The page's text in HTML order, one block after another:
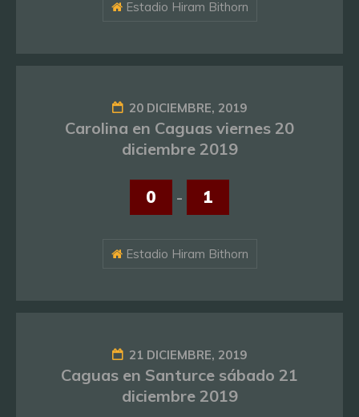
Estadio Hiram Bithorn
20 DICIEMBRE, 2019
Carolina en Caguas viernes 20
diciembre 2019
0 - 1
Estadio Hiram Bithorn
21 DICIEMBRE, 2019
Caguas en Santurce sábado 21
diciembre 2019